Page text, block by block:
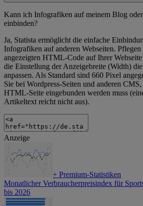
Kann ich Infografiken auf meinem Blog
einbinden?
Ja, Statista ermöglicht die einfache
Infografiken auf anderen Webseiten.
angezeigten HTML-Code auf Ihrer
die Einstellung der Anzeigebreite (Width)
anpassen. Als Standard sind 660 Pixel
Sie bei Wordpress-Seiten und anderen
HTML-Seite eingebunden werden muss
Artikeltext reicht nicht aus).
Anzeige
+ Premium-Statistiken
Monatlicher Verbraucherpreisindex für
bis 2026